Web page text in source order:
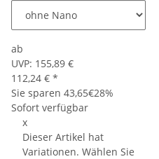
ab
UVP: 155,89 €
112,24 € *
Sie sparen 43,65€28%
Sofort verfügbar
x
Dieser Artikel hat
Variationen. Wählen Sie